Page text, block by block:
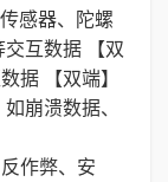
感器、陀螺
互数据 【双
据 【双端】
崩溃数据、
作弊、安